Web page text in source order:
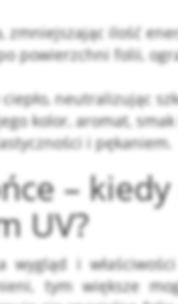
ilość
powierzchni folii,
neutralizując
kolor, aromat, smak
i pękaniem.
–
UV?
wygląd i
tym większe